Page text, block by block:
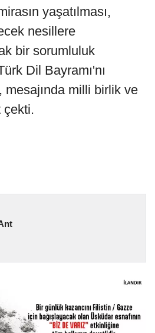
yaşatılması,
nesillere
bir sorumluluk
Dil Bayramı'nı
milli birlik ve
çekti.